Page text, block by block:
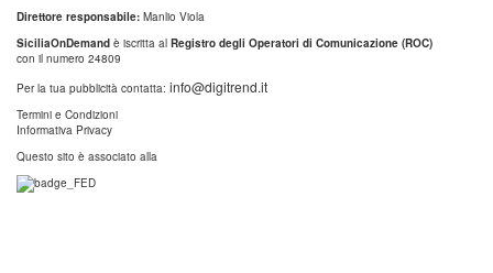
Direttore responsabile: Manlio Viola
SiciliaOnDemand è iscritta al Registro degli Operatori di Comunicazione (ROC)
con il numero 24809
Per la tua pubblicità contatta: info@digitrend.it
Termini e Condizioni
Informativa Privacy
Questo sito è associato alla